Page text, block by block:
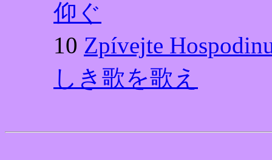
仰ぐ
10 Zpívejte
しき歌を歌え